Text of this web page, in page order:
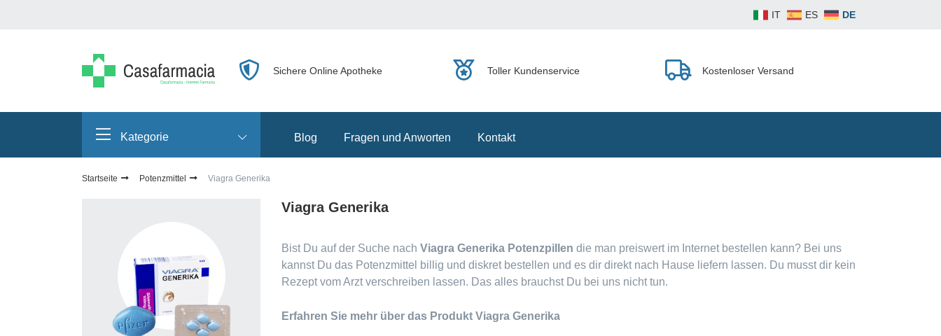
IT ES DE
Sichere Online Apotheke Toller Kundenservice Kostenloser Versand
Kategorie Blog Fragen und Anworten Kontakt
Startseite Potenzmittel Viagra Generika
Viagra Generika
Bist Du auf der Suche nach Viagra Generika Potenzpillen die man preiswert im Internet bestellen kann? Bei uns
kannst Du das Potenzmittel billig und diskret bestellen und es dir direkt nach Hause liefern lassen. Du musst dir kein
Rezept vom Arzt verschreiben lassen. Das alles brauchst Du bei uns nicht tun.
Erfahren Sie mehr über das Produkt Viagra Generika